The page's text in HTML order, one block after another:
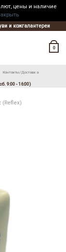
цены и наличие
и кожгалантереи
0
Контакты/Доставка
9:00 - 16:00)
(Reflex)